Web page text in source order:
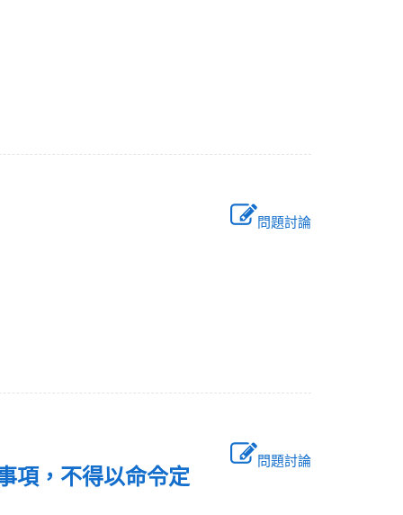
問題討論
問題討論
項，不得以命令定